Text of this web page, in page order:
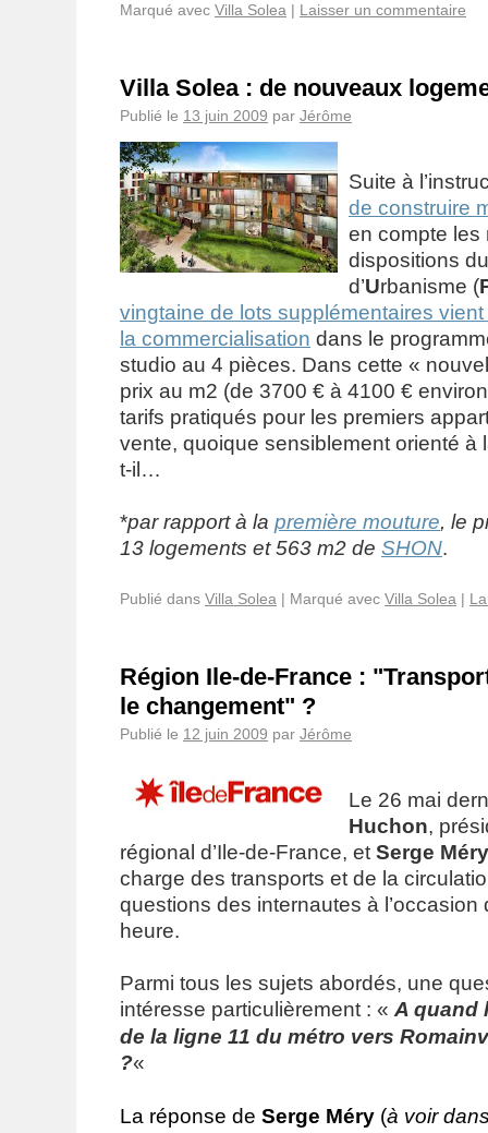
Marqué avec Villa Solea | Laisser un commentaire
Villa Solea : de nouveaux
Publié le 13 juin 2009 par Jérôme
Suite à
de construire
en compte les
dispositions
d’Urbanisme (
vingtaine de lots supplémentaires vient
la commercialisation dans le
studio au 4 pièces. Dans cette «
prix au m2 (de 3700 € à 4100 €
tarifs pratiqués pour les premiers
vente, quoique sensiblement orienté à
t-il…
*par rapport à la première mouture, le
13 logements et 563 m2 de SHON.
Publié dans Villa Solea | Marqué avec Villa Solea |
Région Ile-de-France :
le changement" ?
Publié le 12 juin 2009 par Jérôme
Le 26 mai
Huchon,
régional d’Ile-de-France, et Serge Méry
charge des transports et de la
questions des internautes à l’occasion
heure.
Parmi tous les sujets abordés, une
intéresse particulièrement : « A quand
de la ligne 11 du métro vers
?«
La réponse de Serge Méry (à voir